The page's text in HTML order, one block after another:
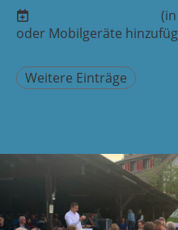
oder Mobilgeräte
Weitere Einträge